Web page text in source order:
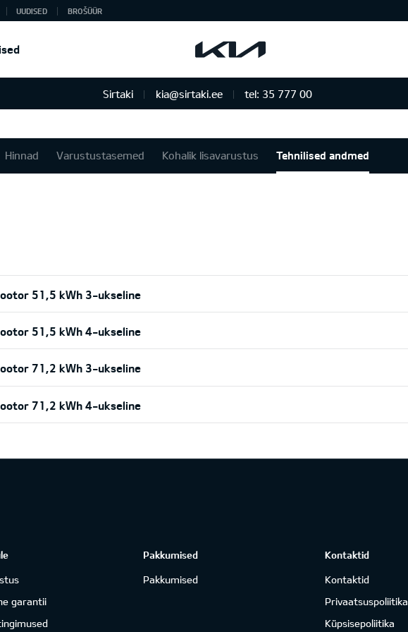
UUDISED BROŠÜÜR
Sirtaki kia@sirtaki.ee tel: 35 777 00
Hinnad Varustustasemed Kohalik lisavarustus Tehnilised andmed
51,5 kWh 3-ukseline
51,5 kWh 4-ukseline
71,2 kWh 3-ukseline
71,2 kWh 4-ukseline
garantii
Pakkumised
Pakkumised
Kontaktid
Kontaktid
Privaatsuspoliitika
Küpsisepoliitika